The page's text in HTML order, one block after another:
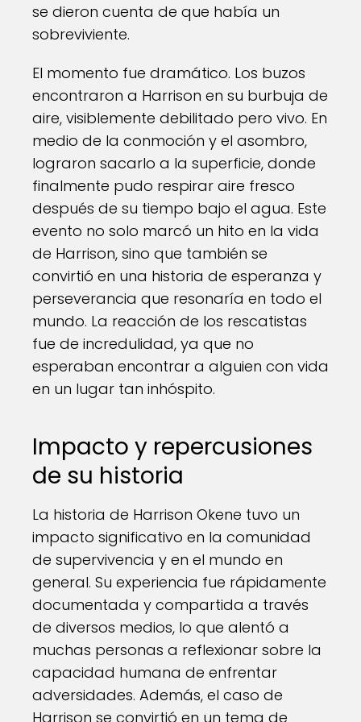
se dieron cuenta de que había un
sobreviviente.
El momento fue dramático. Los buzos
encontraron a Harrison en su burbuja de
aire, visiblemente debilitado pero vivo. En
medio de la conmoción y el asombro,
lograron sacarlo a la superficie, donde
finalmente pudo respirar aire fresco
después de su tiempo bajo el agua. Este
evento no solo marcó un hito en la vida
de Harrison, sino que también se
convirtió en una historia de esperanza y
perseverancia que resonaría en todo el
mundo. La reacción de los rescatistas
fue de incredulidad, ya que no
esperaban encontrar a alguien con vida
en un lugar tan inhóspito.
Impacto y repercusiones
de su historia
La historia de Harrison Okene tuvo un
impacto significativo en la comunidad
de supervivencia y en el mundo en
general. Su experiencia fue rápidamente
documentada y compartida a través
de diversos medios, lo que alentó a
muchas personas a reflexionar sobre la
capacidad humana de enfrentar
adversidades. Además, el caso de
Harrison se convirtió en un tema de